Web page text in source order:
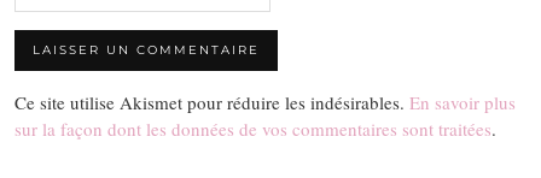
Ce site utilise Akismet pour réduire les indésirables. En savoir plus
sur la façon dont les données de vos commentaires sont traitées.